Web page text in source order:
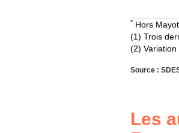
* Hors
(1) Trois
(2)
Source :
Les